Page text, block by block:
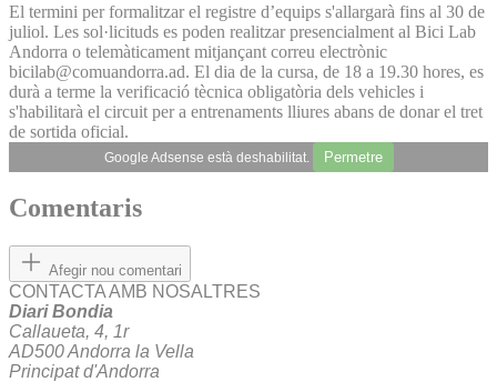
El termini per formalitzar el registre d’equips s'allargarà fins al 30 de
juliol. Les sol·licituds es poden realitzar presencialment al Bici Lab
Andorra o telemàticament mitjançant correu electrònic
bicilab@comuandorra.ad. El dia de la cursa, de 18 a 19.30 hores, es
durà a terme la verificació tècnica obligatòria dels vehicles i
s'habilitarà el circuit per a entrenaments lliures abans de donar el tret
de sortida oficial.
Google Adsense està deshabilitat. Permetre
Comentaris
Afegir nou comentari
CONTACTA AMB NOSALTRES
Diari Bondia
Callaueta, 4, 1r
AD500 Andorra la Vella
Principat d'Andorra